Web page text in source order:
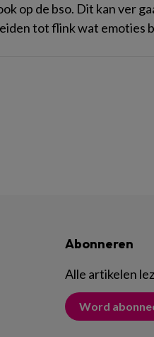
op de bso. Dit kan ver
tot flink wat emoties
Abonneren
Alle artikelen
Word